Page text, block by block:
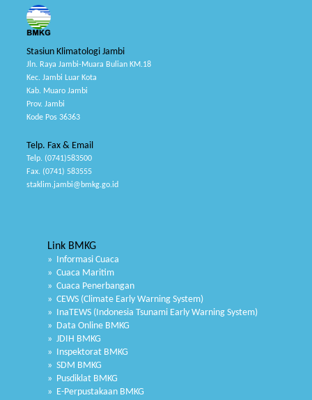
Stasiun Klimatologi Jambi
Jln. Raya Jambi-Muara Bulian KM.18
Kec. Jambi Luar Kota
Kab. Muaro Jambi
Prov. Jambi
Kode Pos 36363
Telp. Fax & Email
Telp. (0741)583500
Fax. (0741) 583555
staklim.jambi@bmkg.go.id
Link BMKG
» Informasi Cuaca
» Cuaca Maritim
» Cuaca Penerbangan
» CEWS (Climate Early Warning System)
» InaTEWS (Indonesia Tsunami Early Warning System)
» Data Online BMKG
» JDIH BMKG
» Inspektorat BMKG
» SDM BMKG
» Pusdiklat BMKG
» E-Perpustakaan BMKG